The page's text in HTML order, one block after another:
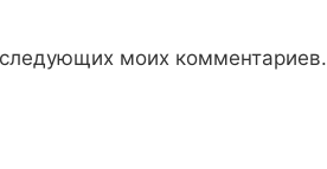
моих комментариев.